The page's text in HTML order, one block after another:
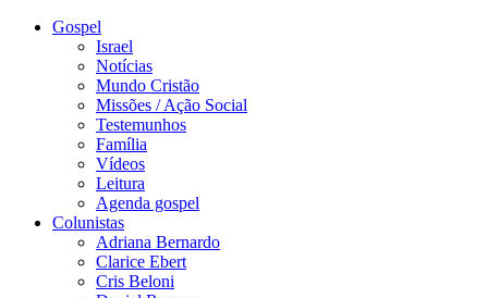
Gospel
Israel
Notícias
Mundo Cristão
Missões / Ação Social
Testemunhos
Família
Vídeos
Leitura
Agenda gospel
Colunistas
Adriana Bernardo
Clarice Ebert
Cris Beloni